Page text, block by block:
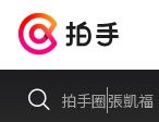
拍手圈張凱福